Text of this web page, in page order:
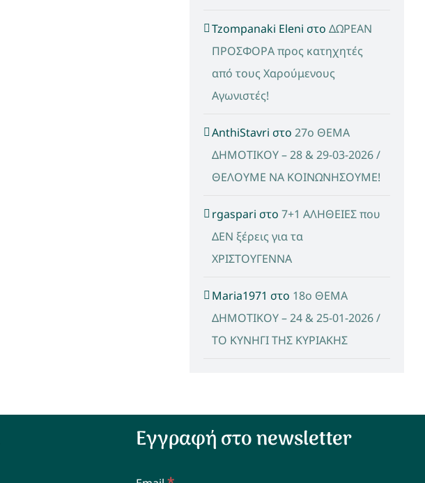
Tzompanaki Eleni στο ΔΩΡΕΑΝ
ΠΡΟΣΦΟΡΑ προς κατηχητές
από τους Χαρούμενους
Αγωνιστές!
AnthiStavri στο 27ο ΘΕΜΑ
ΔΗΜΟΤΙΚΟΥ – 28 & 29-03-2026 /
ΘΕΛΟΥΜΕ ΝΑ ΚΟΙΝΩΝΗΣΟΥΜΕ!
rgaspari στο 7+1 ΑΛΗΘΕΙΕΣ που
ΔΕΝ ξέρεις για τα
ΧΡΙΣΤΟΥΓΕΝΝΑ
Maria1971 στο 18ο ΘΕΜΑ
ΔΗΜΟΤΙΚΟΥ – 24 & 25-01-2026 /
ΤΟ ΚΥΝΗΓΙ ΤΗΣ ΚΥΡΙΑΚΗΣ
Εγγραφή στο newsletter